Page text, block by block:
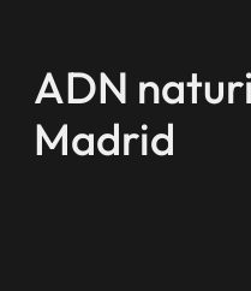
contenido
ADN
Madrid